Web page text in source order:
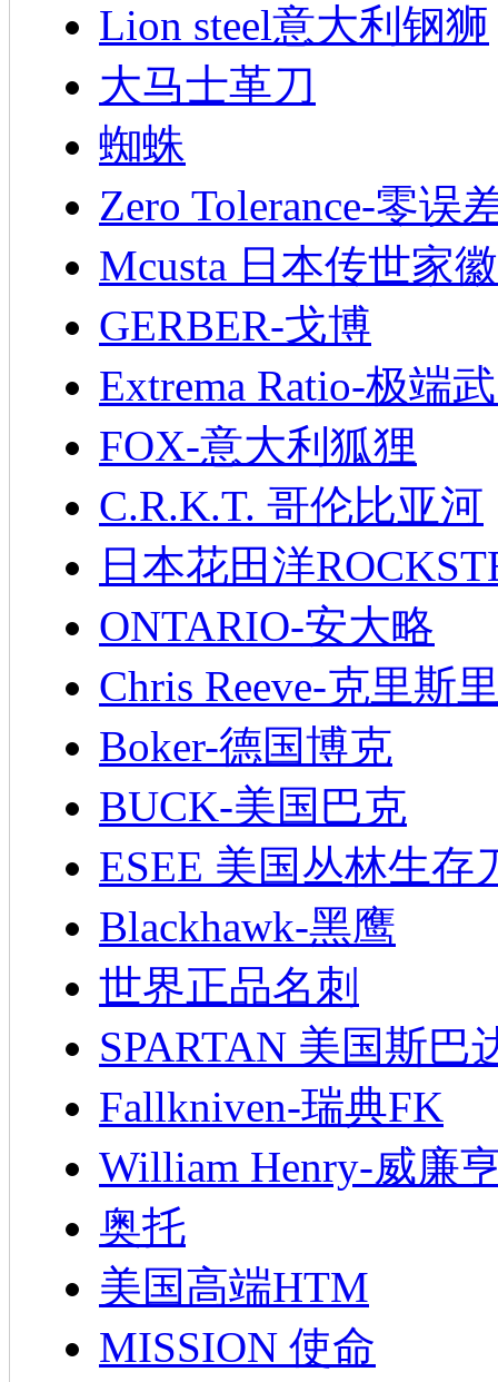
Lion steel意大利钢狮
大马士革刀
蜘蛛
Zero Tolerance-零误
Mcusta 日本传世家徽
GERBER-戈博
Extrema Ratio-极端
FOX-意大利狐狸
C.R.K.T. 哥伦比亚河
日本花田洋
ONTARIO-安大略
Chris Reeve-克里斯
Boker-德国博克
BUCK-美国巴克
ESEE 美国丛林生存
Blackhawk-黑鹰
世界正品名刺
SPARTAN 美国斯巴
Fallkniven-瑞典FK
William Henry-威廉
奥托
美国高端HTM
MISSION 使命